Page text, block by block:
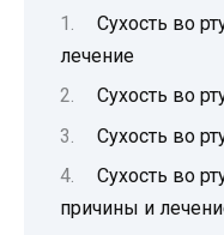
Сухость во
лечение
Сухость во
Сухость во
Сухость во
причины и